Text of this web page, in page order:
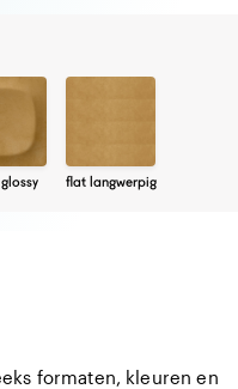
flat langwerpig
formaten, kleuren en